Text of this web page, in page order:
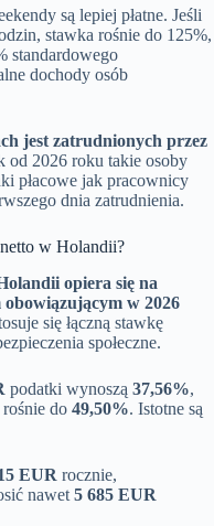
są lepiej płatne. Jeśli
stawka rośnie do 125%,
standardowego
dochody osób
jest zatrudnionych przez
od 2026 roku takie osoby
płacowe jak pracownicy
dnia zatrudnienia.
w Holandii?
opiera się na
w 2026
się łączną stawkę
społeczne.
podatki wynoszą 37,56%,
do 49,50%. Istotne są
EUR rocznie,
nawet 5 685 EUR